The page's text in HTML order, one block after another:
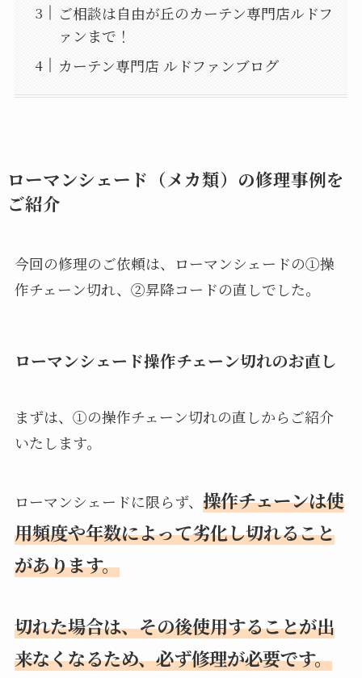
ご相談は自由が丘のカーテン専門店ルドフ
ァンまで！
カーテン専門店 ルドファンブログ
ローマンシェード（メカ類）の修理事例を
ご紹介
今回の修理のご依頼は、ローマンシェードの①操
作チェーン切れ、②昇降コードの直しでした。
ローマンシェード操作チェーン切れのお直し
まずは、①の操作チェーン切れの直しからご紹介
いたします。
ローマンシェードに限らず、 操作チェーンは使
用頻度や年数によって劣化し切れること
があります。
切れた場合は、その後使用することが出
来なくなるため、必ず修理が必要です。